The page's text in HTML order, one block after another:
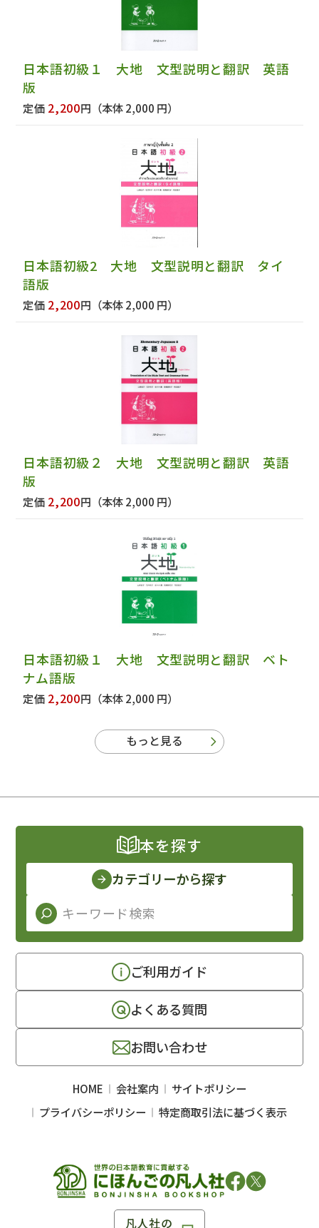
日本語初級１ 大地 文型説明と翻訳 英語
版
定価 2,200円 （本体 2,000 円）
日本語初級2 大地 文型説明と翻訳 タイ
語版
定価 2,200円 （本体 2,000 円）
日本語初級２ 大地 文型説明と翻訳 英語
版
定価 2,200円 （本体 2,000 円）
日本語初級１ 大地 文型説明と翻訳 ベト
ナム語版
定価 2,200円 （本体 2,000 円）
もっと見る
凡人社の
本を探す
カテゴリーから探す
ご利用ガイド
よくある質問
お問い合わせ
HOME 会社案内
サイトポリシー
プライバシーポリシー
特定商取引法に基づく表示